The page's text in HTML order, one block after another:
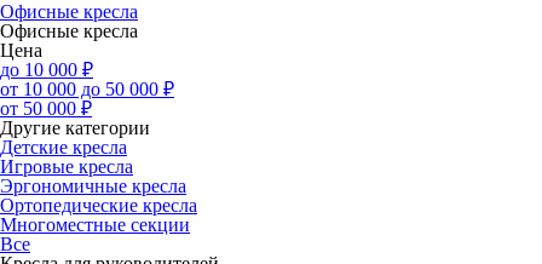
Офисные кресла
Офисные кресла
Цена
до 10 000 ₽
от 10 000 до 50 000 ₽
от 50 000 ₽
Другие категории
Детские кресла
Игровые кресла
Эргономичные кресла
Ортопедические кресла
Многоместные секции
Все